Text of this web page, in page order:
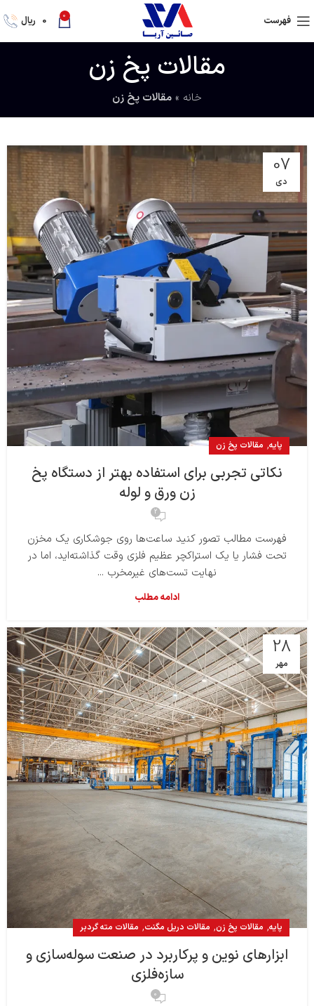
فهرست 0
0 ریال
مقالات پخ زن
خانه » مقالات پخ زن
07
دی
پایه, مقالات پخ زن
نکاتی تجربی برای استفاده بهتر از دستگاه پخ
زن ورق و لوله
2
فهرست مطالب تصور کنید ساعت‌ها روی جوشکاری یک مخزن
تحت فشار یا یک استراکچر عظیم فلزی وقت گذاشته‌اید، اما در
نهایت تست‌های غیرمخرب ...
ادامه مطلب
28
مهر
پایه, مقالات پخ زن, مقالات دریل مگنت, مقالات مته گردبر
ابزارهای نوین و پرکاربرد در صنعت سوله‌سازی و
سازه‌فلزی
0